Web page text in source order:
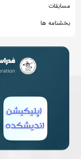
مسابقات
بخشنامه ها